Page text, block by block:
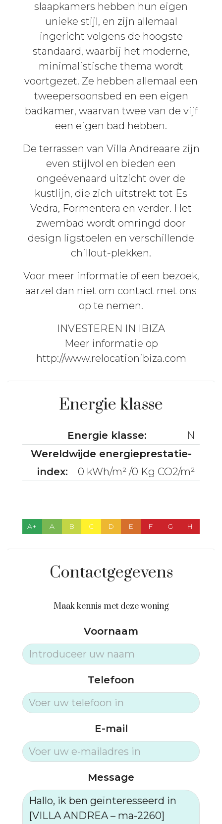
slaapkamers hebben hun eigen
unieke stijl, en zijn allemaal
ingericht volgens de hoogste
standaard, waarbij het moderne,
minimalistische thema wordt
voortgezet. Ze hebben allemaal een
tweepersoonsbed en een eigen
badkamer, waarvan twee van de vijf
een eigen bad hebben.
De terrassen van Villa Andreaare zijn
even stijlvol en bieden een
ongeëvenaard uitzicht over de
kustlijn, die zich uitstrekt tot Es
Vedra, Formentera en verder. Het
zwembad wordt omringd door
design ligstoelen en verschillende
chillout-plekken.
Voor meer informatie of een bezoek,
aarzel dan niet om contact met ons
op te nemen.
INVESTEREN IN IBIZA
Meer informatie op
http://www.relocationibiza.com
Energie klasse
Energie klasse:
N
Wereldwijde energieprestatie-
index:
0 kWh/m² /0 Kg CO2/m²
A+ A B C D E F G H
Contactgegevens
Maak kennis met deze woning
Voornaam
Telefoon
E-mail
Message